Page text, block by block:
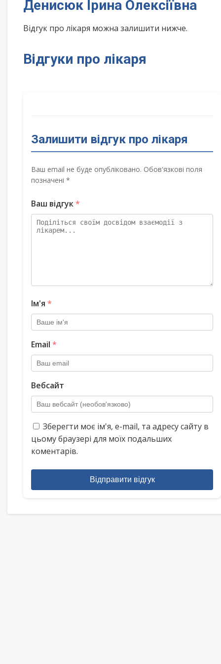
Денисюк Ірина Олексіївна
Відгук про лікаря можна залишити нижче.
Відгуки про лікаря
Залишити відгук про лікаря
Ваш email не буде опубліковано. Обов'язкові поля
позначені *
Ваш відгук*
Ім'я *
Email *
Вебсайт
Зберегти моє ім'я, e-mail, та адресу сайту в
цьому браузері для моїх подальших
коментарів.
Відправити відгук